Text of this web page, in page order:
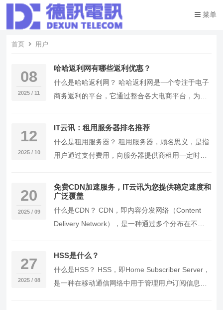
菜单
首页 用户
08
2025 / 11
哈哈返利网有哪些返利优惠？
什么是哈哈返利网？ 哈哈返利网是一个专注于电子
商务返利的平台，它通过整合各大电商平台，为用
息？…
12
2025 / 10
IT云讯：租用服务器排名推荐
什么是租用服务器？ 租用服务器，顾名思义，是指
用户通过支付费用，向服务器提供商租用一定时间
宽、存…
20
2025 / 09
免费CDN加速服务，IT云讯为您提供稳定速度和
广泛覆盖
什么是CDN？ CDN，即内容分发网络（Content
Delivery Network），是一种通过多个分布在不同
27
2025 / 08
HSS是什么？
什么是HSS？ HSS，即Home Subscriber Server，
是一种在移动通信网络中用于管理用户订阅信息和